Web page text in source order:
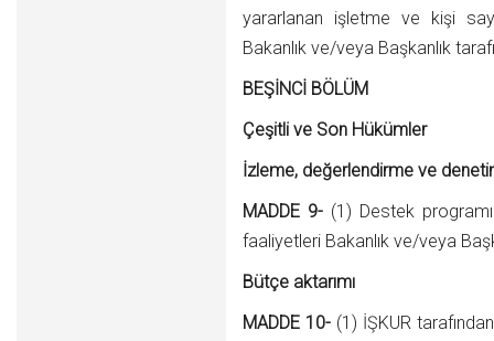
yararlanan işletme ve kişi
Bakanlık ve/veya Başkanlık
BEŞİNCİ BÖLÜM
Çeşitli ve Son Hükümler
İzleme, değerlendirme ve
MADDE 9- (1) Destek
faaliyetleri Bakanlık ve/veya
Bütçe aktarımı
MADDE 10- (1) İŞKUR